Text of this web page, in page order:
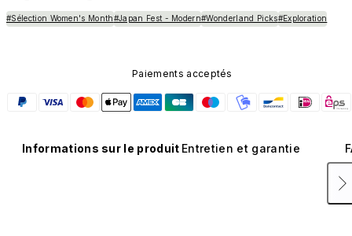
#Sélection Women's Month#Japan Fest - Modern#Wonderland Picks#Exploration
Paiements acceptés
Informations sur le produit Entretien et garantie